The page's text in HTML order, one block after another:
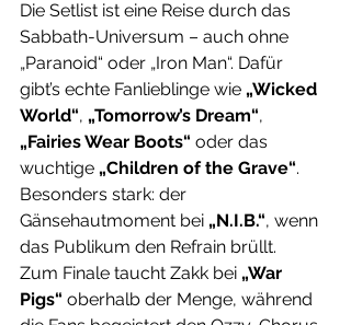
Die Setlist ist eine Reise durch das
Sabbath-Universum – auch ohne
„Paranoid“ oder „Iron Man“. Dafür
gibt’s echte Fanlieblinge wie „Wicked
World“, „Tomorrow’s Dream“,
„Fairies Wear Boots“ oder das
wuchtige „Children of the Grave“.
Besonders stark: der
Gänsehautmoment bei „N.I.B.“, wenn
das Publikum den Refrain brüllt.
Zum Finale taucht Zakk bei „War
Pigs“ oberhalb der Menge, während